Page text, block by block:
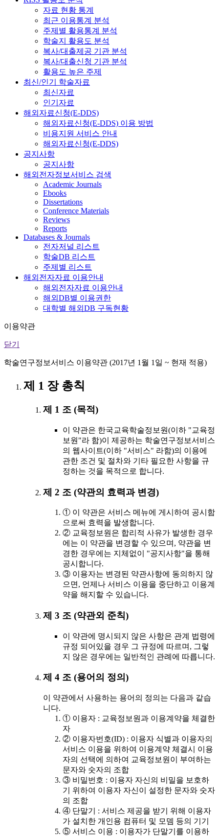
자료 현황 통계
최근 이용통계 분석
주제별 활용통계 분석
학술지 활용도 분석
복사/대출제공 기관 분석
복사/대출신청 기관 분석
활용도 높은 주제
최신/인기 학술자료
최신자료
인기자료
해외자료신청(E-DDS)
해외자료신청(E-DDS) 이용 방법
비용지원 서비스 안내
해외자료신청(E-DDS)
공지사항
공지사항
해외전자정보서비스 검색
Academic Journals
Ebooks
Dissertations
Conference Materials
Reviews
Reports
Databases & Journals
전자저널 리스트
학술DB 리스트
주제별 리스트
해외전자자료 이용안내
해외전자자료 이용안내
해외DB별 이용권한
대학별 해외DB 구독현황
이용약관
닫기
학술연구정보서비스 이용약관 (2017년 1월 1일 ~ 현재 적용)
제 1 장 총칙
제 1 조 (목적)
이 약관은 한국교육학술정보원(이하 "교육정
보원"라 함)이 제공하는 학술연구정보서비스
의 웹사이트(이하 "서비스" 라함)의 이용에
관한 조건 및 절차와 기타 필요한 사항을 규
정하는 것을 목적으로 합니다.
제 2 조 (약관의 효력과 변경)
① 이 약관은 서비스 메뉴에 게시하여 공시함
으로써 효력을 발생합니다.
② 교육정보원은 합리적 사유가 발생한 경우
에는 이 약관을 변경할 수 있으며, 약관을 변
경한 경우에는 지체없이 "공지사항"을 통해
공시합니다.
③ 이용자는 변경된 약관사항에 동의하지 않
으면, 언제나 서비스 이용을 중단하고 이용계
약을 해지할 수 있습니다.
제 3 조 (약관외 준칙)
이 약관에 명시되지 않은 사항은 관계 법령에
규정 되어있을 경우 그 규정에 따르며, 그렇
지 않은 경우에는 일반적인 관례에 따릅니다.
제 4 조 (용어의 정의)
이 약관에서 사용하는 용어의 정의는 다음과 같습
니다.
① 이용자 : 교육정보원과 이용계약을 체결한
자
② 이용자번호(ID) : 이용자 식별과 이용자의
서비스 이용을 위하여 이용계약 체결시 이용
자의 선택에 의하여 교육정보원이 부여하는
문자와 숫자의 조합
③ 비밀번호 : 이용자 자신의 비밀을 보호하
기 위하여 이용자 자신이 설정한 문자와 숫자
의 조합
④ 단말기 : 서비스 제공을 받기 위해 이용자
가 설치한 개인용 컴퓨터 및 모뎀 등의 기기
⑤ 서비스 이용 : 이용자가 단말기를 이용하